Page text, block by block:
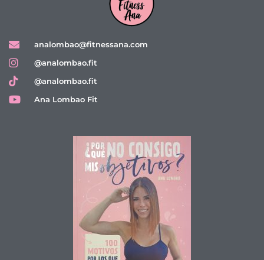
analombao@fitnessana.com
@analombao.fit
@analombao.fit
Ana Lombao Fit